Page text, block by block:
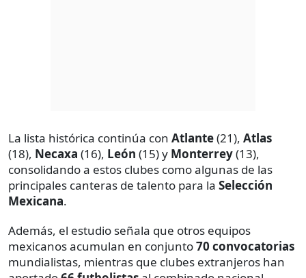
La lista histórica continúa con Atlante(21), Atlas
(18), Necaxa (16), León (15) y Monterrey(13),
consolidando a estos clubes como algunas de las
principales canteras de talento para la Selección
Mexicana.
Además, el estudio señala que otros equipos
mexicanos acumulan en conjunto70 convocatorias
mundialistas, mientras que clubes extranjeros han